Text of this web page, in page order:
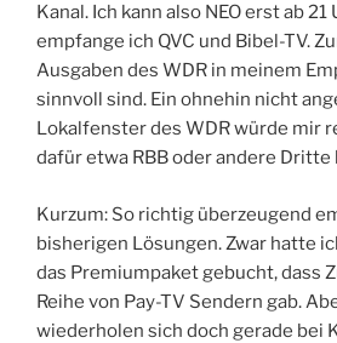
Kanal. Ich kann also NEO erst ab
empfange ich QVC und Bibel-TV.
Ausgaben des WDR in meinem
sinnvoll sind. Ein ohnehin nicht
Lokalfenster des WDR würde mir
dafür etwa RBB oder andere Dritte
Kurzum: So richtig überzeugend
bisherigen Lösungen. Zwar hatte
das Premiumpaket gebucht, dass
Reihe von Pay-TV Sendern gab.
wiederholen sich doch gerade bei